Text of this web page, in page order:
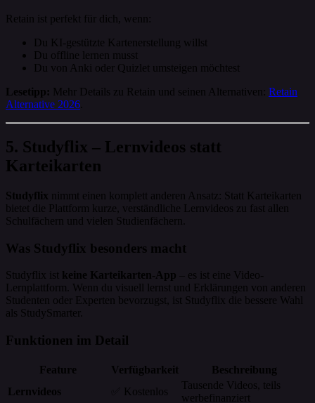
Retain ist perfekt für dich, wenn:
Du KI-gestützte Kartenerstellung willst
Du offline lernen musst
Du von Anki oder Quizlet umsteigen möchtest
Lesetipp: Mehr Details zu Retain und seinen Alternativen: Retain
Alternative 2026
5. Studyflix – Lernvideos statt
Karteikarten
Studyflix nimmt einen komplett anderen Ansatz: Statt Karteikarten
bietet die Plattform kurze, verständliche Lernvideos zu fast allen
Schulfächern und vielen Studienfächern.
Was Studyflix besonders macht
Studyflix ist keine Karteikarten-App – es ist eine Video-
Lernplattform. Wenn du visuell lernst und Erklärungen von anderen
Studenten oder Experten bevorzugst, ist Studyflix die bessere Wahl
als StudySmarter.
Funktionen im Detail
Feature Verfügbarkeit
Beschreibung
Lernvideos
✅ Kostenlos
Tausende Videos, teils
werbefinanziert